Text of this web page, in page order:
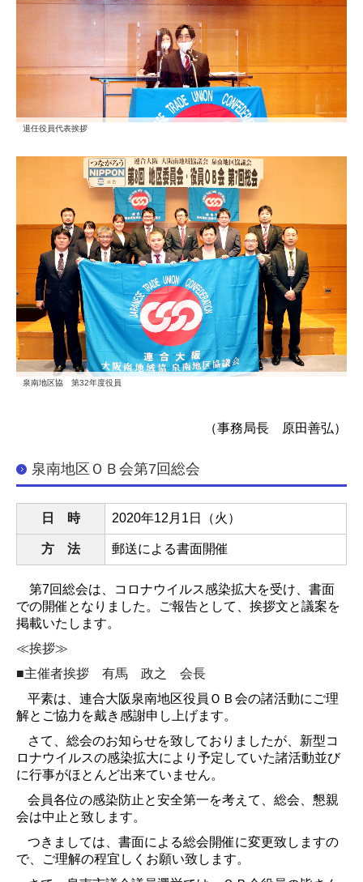
退任役員代表挨拶
泉南地区協 第32年度役員
（事務局長 原田善弘）
泉南地区ＯＢ会第7回総会
日 時 2020年12 月1 日（火）
方 法 郵送による書面開催
第7回総会は、コロナウイルス感染拡大を受け、書面
での開催となりました。ご報告として、挨拶文と議案を
掲載いたします。
≪挨拶≫
■主催者挨拶 有馬 政之 会長
平素は、連合大阪泉南地区役員ＯＢ会の諸活動にご理
解とご協力を戴き感謝申し上げます。
さて、総会のお知らせを致しておりましたが、新型コ
ロナウイルスの感染拡大により予定していた諸活動並び
に行事がほとんど出来ていません。
会員各位の感染防止と安全第一を考えて、総会、懇親
会は中止と致します。
つきましては、書面による総会開催に変更致しますの
で、ご理解の程宜しくお願い致します。